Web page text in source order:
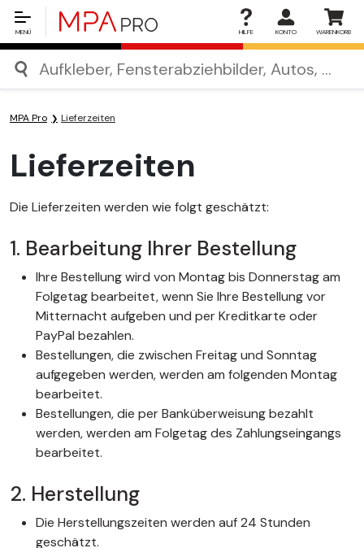
MENÜ HILFE KONTO WARENKORB
MPA Pro Lieferzeiten
Lieferzeiten
Die Lieferzeiten werden wie folgt geschätzt:
1. Bearbeitung Ihrer Bestellung
Ihre Bestellung wird von Montag bis Donnerstag am
Folgetag bearbeitet, wenn Sie Ihre Bestellung vor
Mitternacht aufgeben und per Kreditkarte oder
PayPal bezahlen.
Bestellungen, die zwischen Freitag und Sonntag
aufgegeben werden, werden am folgenden Montag
bearbeitet.
Bestellungen, die per Banküberweisung bezahlt
werden, werden am Folgetag des Zahlungseingangs
bearbeitet.
2. Herstellung
Die Herstellungszeiten werden auf 24 Stunden
geschätzt.